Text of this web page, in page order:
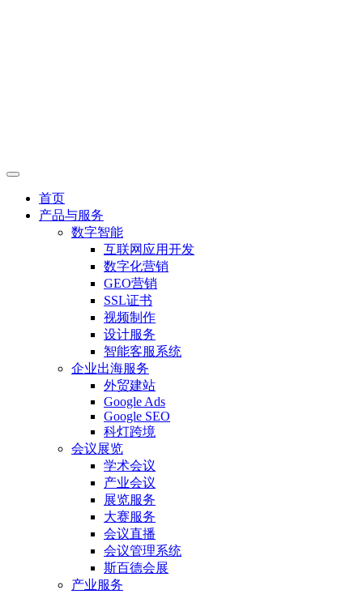
首页
产品与服务
数字智能
互联网应用开发
数字化营销
GEO营销
SSL证书
视频制作
设计服务
智能客服系统
企业出海服务
外贸建站
Google Ads
Google SEO
科灯跨境
会议展览
学术会议
产业会议
展览服务
大赛服务
会议直播
会议管理系统
斯百德会展
产业服务